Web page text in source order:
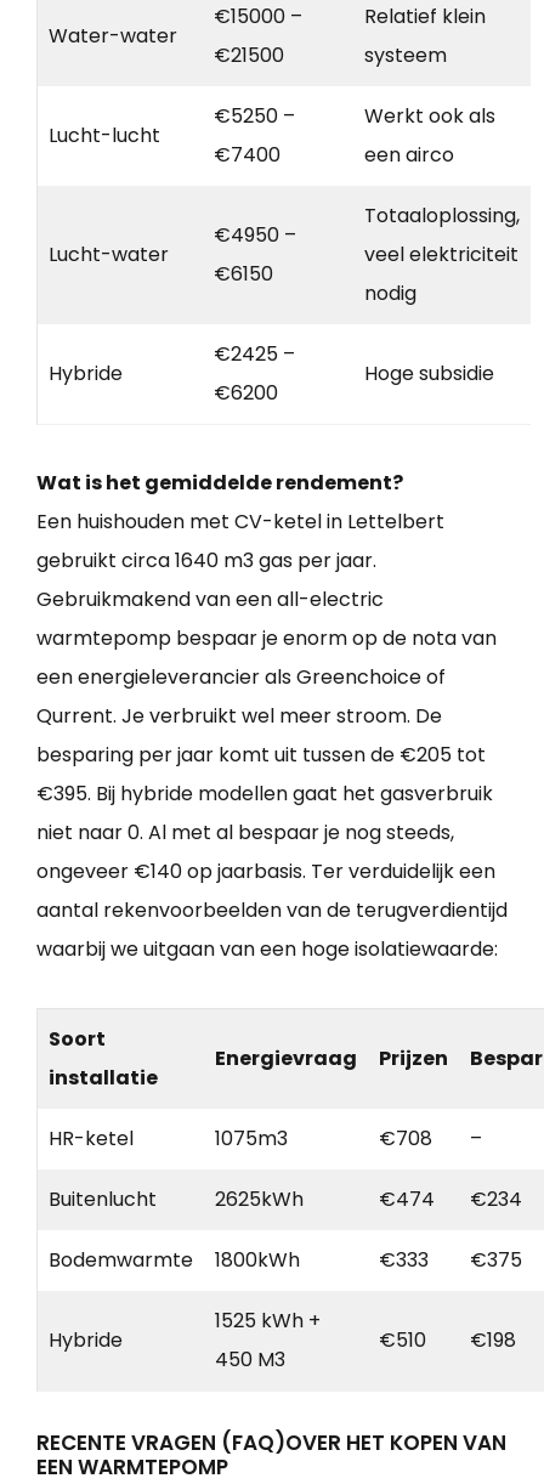
Water-water
€15000 –
€21500
Relatief klein
systeem
Lucht-lucht
€5250 –
€7400
Werkt ook als
een airco
Lucht-water
€4950 –
€6150
Totaaloplossing,
veel elektriciteit
nodig
Hybride
€2425 –
€6200
Hoge subsidie
Wat is het gemiddelde rendement?
Een huishouden met CV-ketel in Lettelbert
gebruikt circa 1640 m3 gas per jaar.
Gebruikmakend van een all-electric
warmtepomp bespaar je enorm op de nota van
een energieleverancier als Greenchoice of
Qurrent. Je verbruikt wel meer stroom. De
besparing per jaar komt uit tussen de €205 tot
€395. Bij hybride modellen gaat het gasverbruik
niet naar 0. Al met al bespaar je nog steeds,
ongeveer €140 op jaarbasis. Ter verduidelijk een
aantal rekenvoorbeelden van de terugverdientijd
waarbij we uitgaan van een hoge isolatiewaarde:
Soort
installatie
Energievraag Prijzen
HR-ketel 1075m3 €708 –
Buitenlucht 2625kWh €474 €234
Bodemwarmte 1800kWh €333 €375
Hybride
1525 kWh +
450 M3
€510 €198
RECENTE VRAGEN (FAQ)OVER HET KOPEN VAN
EEN WARMTEPOMP